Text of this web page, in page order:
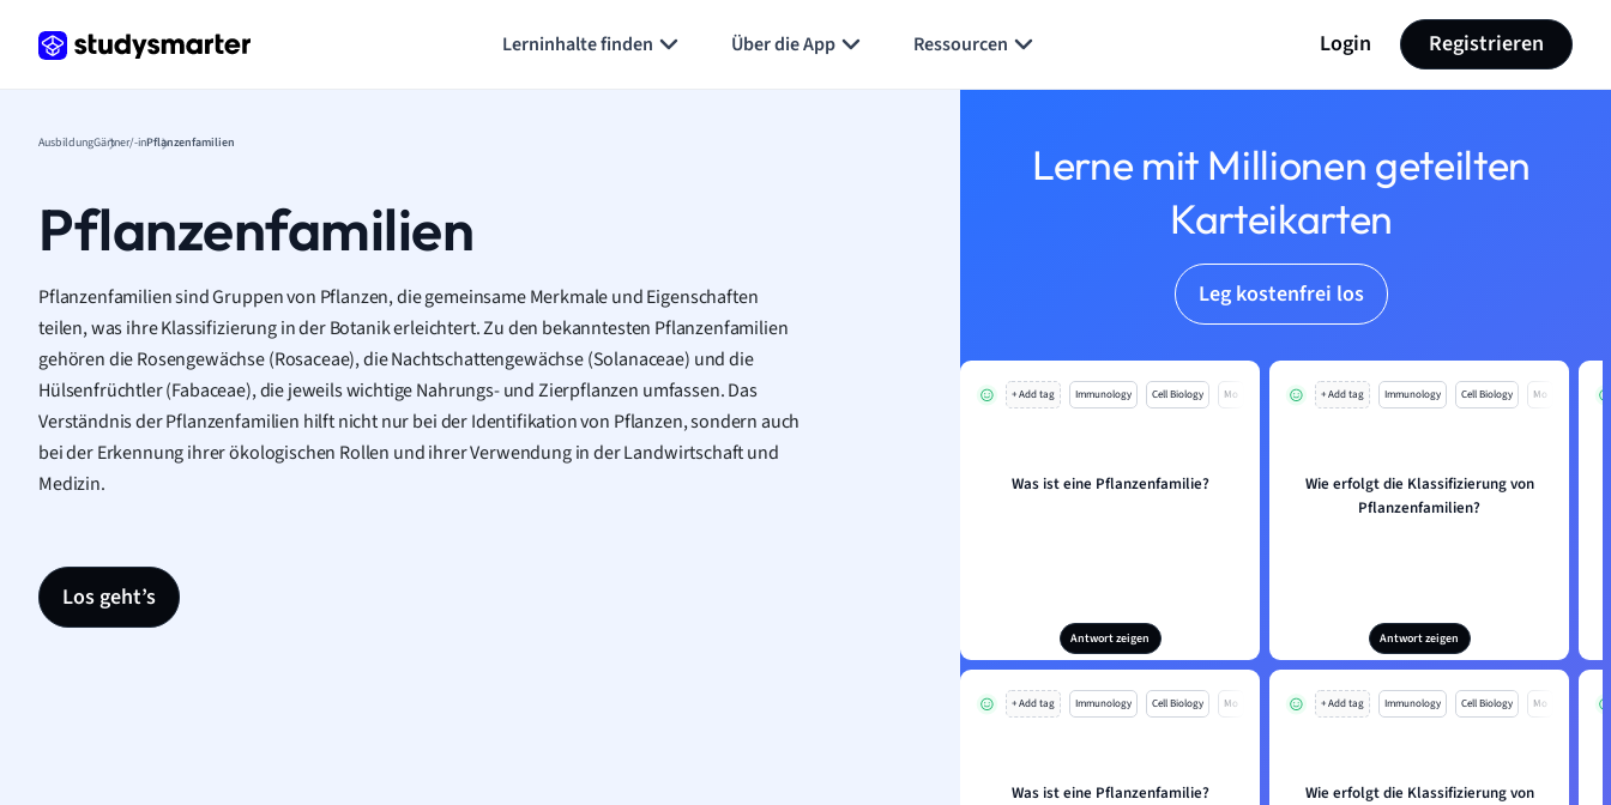
Lerninhalte finden Über die App Ressourcen Login Registrieren
AusbildungGärtner/-inPflanzenfamilien
Pflanzenfamilien
Pflanzenfamilien sind Gruppen von Pflanzen, die gemeinsame Merkmale und Eigenschaften
teilen, was ihre Klassifizierung in der Botanik erleichtert. Zu den bekanntesten Pflanzenfamilien
gehören die Rosengewächse (Rosaceae), die Nachtschattengewächse (Solanaceae) und die
Hülsenfrüchtler (Fabaceae), die jeweils wichtige Nahrungs- und Zierpflanzen umfassen. Das
Verständnis der Pflanzenfamilien hilft nicht nur bei der Identifikation von Pflanzen, sondern auch
bei der Erkennung ihrer ökologischen Rollen und ihrer Verwendung in der Landwirtschaft und
Medizin.
Los geht’s
Lerne mit Millionen geteilten
Karteikarten
Leg kostenfrei los
+ Add tag Immunology Cell Biology Mo
Was ist eine Pflanzenfamilie?
Antwort zeigen
+ Add tag Immunology Cell Biology Mo
Wie erfolgt die Klassifizierung von
Pflanzenfamilien?
Antwort zeigen
+ Add tag Immunology Cell Biology Mo
Was ist eine Pflanzenfamilie?
+ Add tag Immunology Cell Biology Mo
Wie erfolgt die Klassifizierung von